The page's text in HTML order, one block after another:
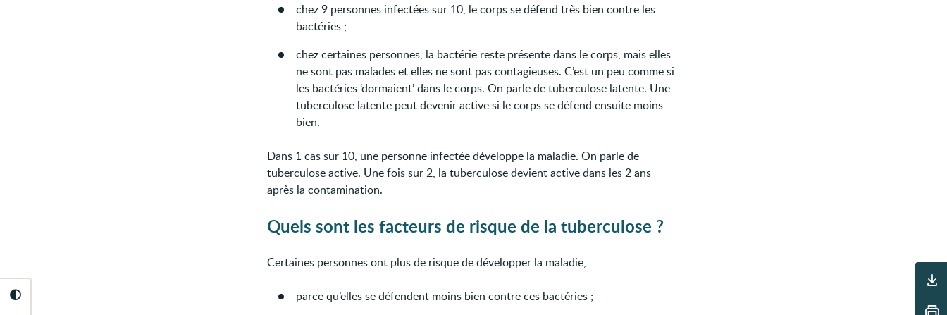
Outils
chez 9 personnes infectées sur 10, le corps se défend très bien contre les
bactéries ;
chez certaines personnes, la bactérie reste présente dans le corps, mais elles
ne sont pas malades et elles ne sont pas contagieuses. C’est un peu comme si
les bactéries ‘dormaient’ dans le corps. On parle de tuberculose latente. Une
tuberculose latente peut devenir active si le corps se défend ensuite moins
bien.
Dans 1 cas sur 10, une personne infectée développe la maladie. On parle de
tuberculose active. Une fois sur 2, la tuberculose devient active dans les 2 ans
après la contamination.
Quels sont les facteurs de risque de la tuberculose ?
Certaines personnes ont plus de risque de développer la maladie,
parce qu’elles se défendent moins bien contre ces bactéries ;